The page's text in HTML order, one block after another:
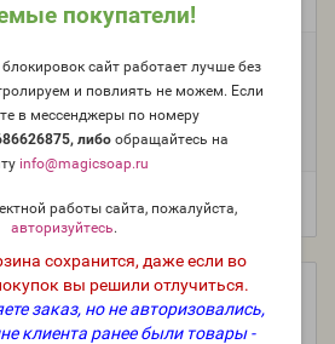
покупатели!
сайт работает лучше без
и повлиять не можем. Если
в мессенджеры по номеру
либообращайтесь на
info@magicsoap.ru
работы сайта, пожалуйста,
авторизуйтесь.
сохранится, даже если во
вы решили отлучиться.
заказ, но не авторизовались,
клиента ранее были товары -
руб. 25 г 268 руб. 10 г 118 руб.